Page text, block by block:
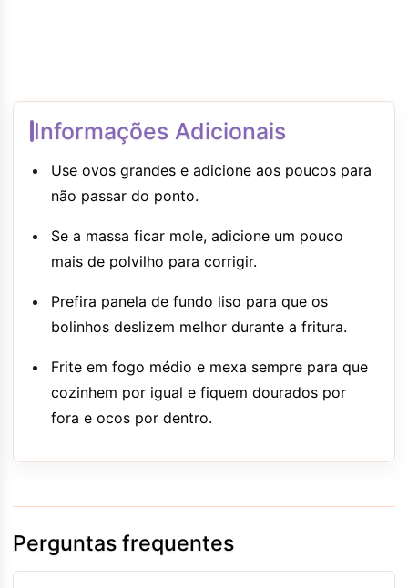
Informações Adicionais
Use ovos grandes e adicione aos poucos para
não passar do ponto.
Se a massa ficar mole, adicione um pouco
mais de polvilho para corrigir.
Prefira panela de fundo liso para que os
bolinhos deslizem melhor durante a fritura.
Frite em fogo médio e mexa sempre para que
cozinhem por igual e fiquem dourados por
fora e ocos por dentro.
Perguntas frequentes